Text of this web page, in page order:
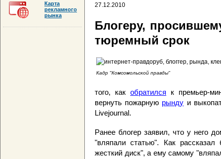
27.12.2010
Блогеру,
тюремный срок
Кадр "Комсомольской правды"
того, как обратился к премьер-
вернуть пожарную рынду и
Livejournal.
Ранее блогер заявил, что у него
"вляпали статью". Как
жесткий диск", а ему самому
Карта
рекламного
рынка